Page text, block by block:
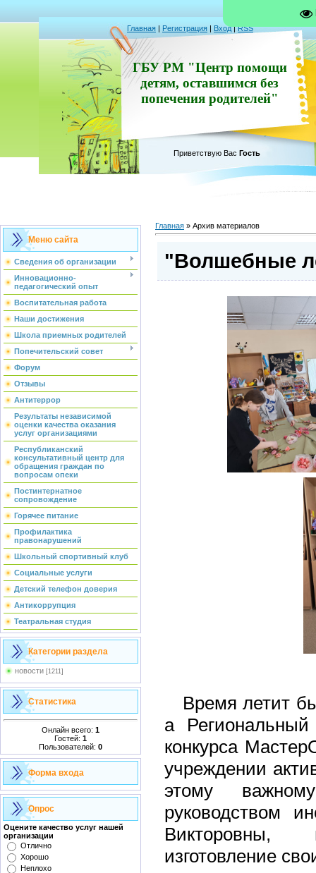
Главная | Регистрация | Вход|RSS
ГБУ РМ "Центр помощи
детям, оставшимся без
попечения родителей"
Приветствую Вас Гость
Меню сайта
Сведения об организации
Инновационно-
педагогический опыт
Воспитательная работа
Наши достижения
Школа приемных родителей
Попечительский совет
Форум
Отзывы
Антитеррор
Результаты независимой
оценки качества оказания
услуг организациями
Республиканский
консультативный центр для
обращения граждан по
вопросам опеки
Постинтернатное
сопровождение
Горячее питание
Профилактика
правонарушений
Школьный спортивный клуб
Социальные услуги
Детский телефон доверия
Антикоррупция
Театральная студия
Категории раздела
новости [1211]
Статистика
Онлайн всего: 1
Гостей: 1
Пользователей: 0
Форма входа
Опрос
Оцените качество услуг нашей
организации
Отлично
Хорошо
Неплохо
Главная » Архив материалов
"Волшебные
Время летит
а Региональный
конкурса
учреждении
этому
руководством
изготовление